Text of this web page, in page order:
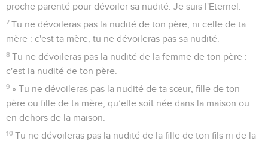
proche parenté pour dévoiler sa nudité. Je suis l'Eternel.
7 Tu ne dévoileras pas la nudité de ton père, ni celle de ta
mère : c'est ta mère, tu ne dévoileras pas sa nudité.
8 Tu ne dévoileras pas la nudité de la femme de ton père :
c'est la nudité de ton père.
9 » Tu ne dévoileras pas la nudité de ta sœur, fille de ton
père ou fille de ta mère, qu’elle soit née dans la maison ou
en dehors de la maison.
10 Tu ne dévoileras pas la nudité de la fille de ton fils ni de la